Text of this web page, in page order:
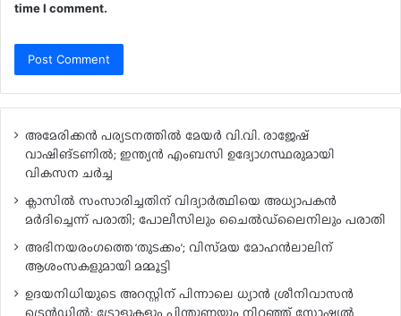
time I comment.
അമേരിക്കൻ പര്യടനത്തിൽ മേയർ വി.വി. രാജേഷ്
വാഷിങ്ടണിൽ; ഇന്ത്യൻ എംബസി ഉദ്യോഗസ്ഥരുമായി
വികസന ചർച്ച
ക്ലാസിൽ സംസാരിച്ചതിന് വിദ്യാർത്ഥിയെ അധ്യാപകൻ
മർദിച്ചെന്ന് പരാതി; പോലീസിലും ചൈൽഡ്‌ലൈനിലും പരാതി
അഭിനയരംഗത്തെ ‘തുടക്കം’; വിസ്‍മയ മോഹന്‍ലാലിന്
ആശംസകളുമായി മമ്മൂട്ടി
ഉദയനിധിയുടെ അറസ്റ്റിന് പിന്നാലെ ധ്യാൻ ശ്രീനിവാസൻ